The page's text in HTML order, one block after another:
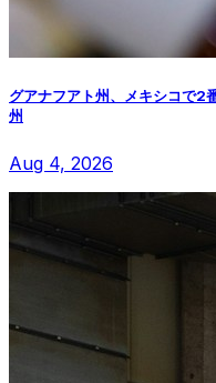
グアナフアト州、メキシコで2
州
Aug 4, 2026